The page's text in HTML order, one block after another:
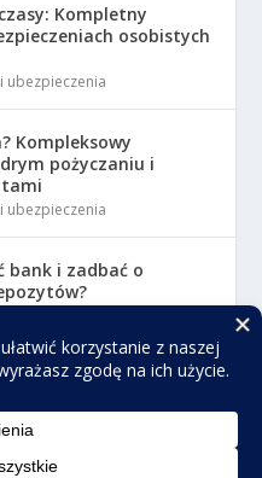
Kompletny
osobistych
ubezpieczenia
Kompleksowy
pożyczaniu i
ubezpieczenia
bank i zadbać o